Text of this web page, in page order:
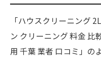
「ハウスクリーニング
ン クリーニング 料金 比
用 千葉 業者 口コミ」